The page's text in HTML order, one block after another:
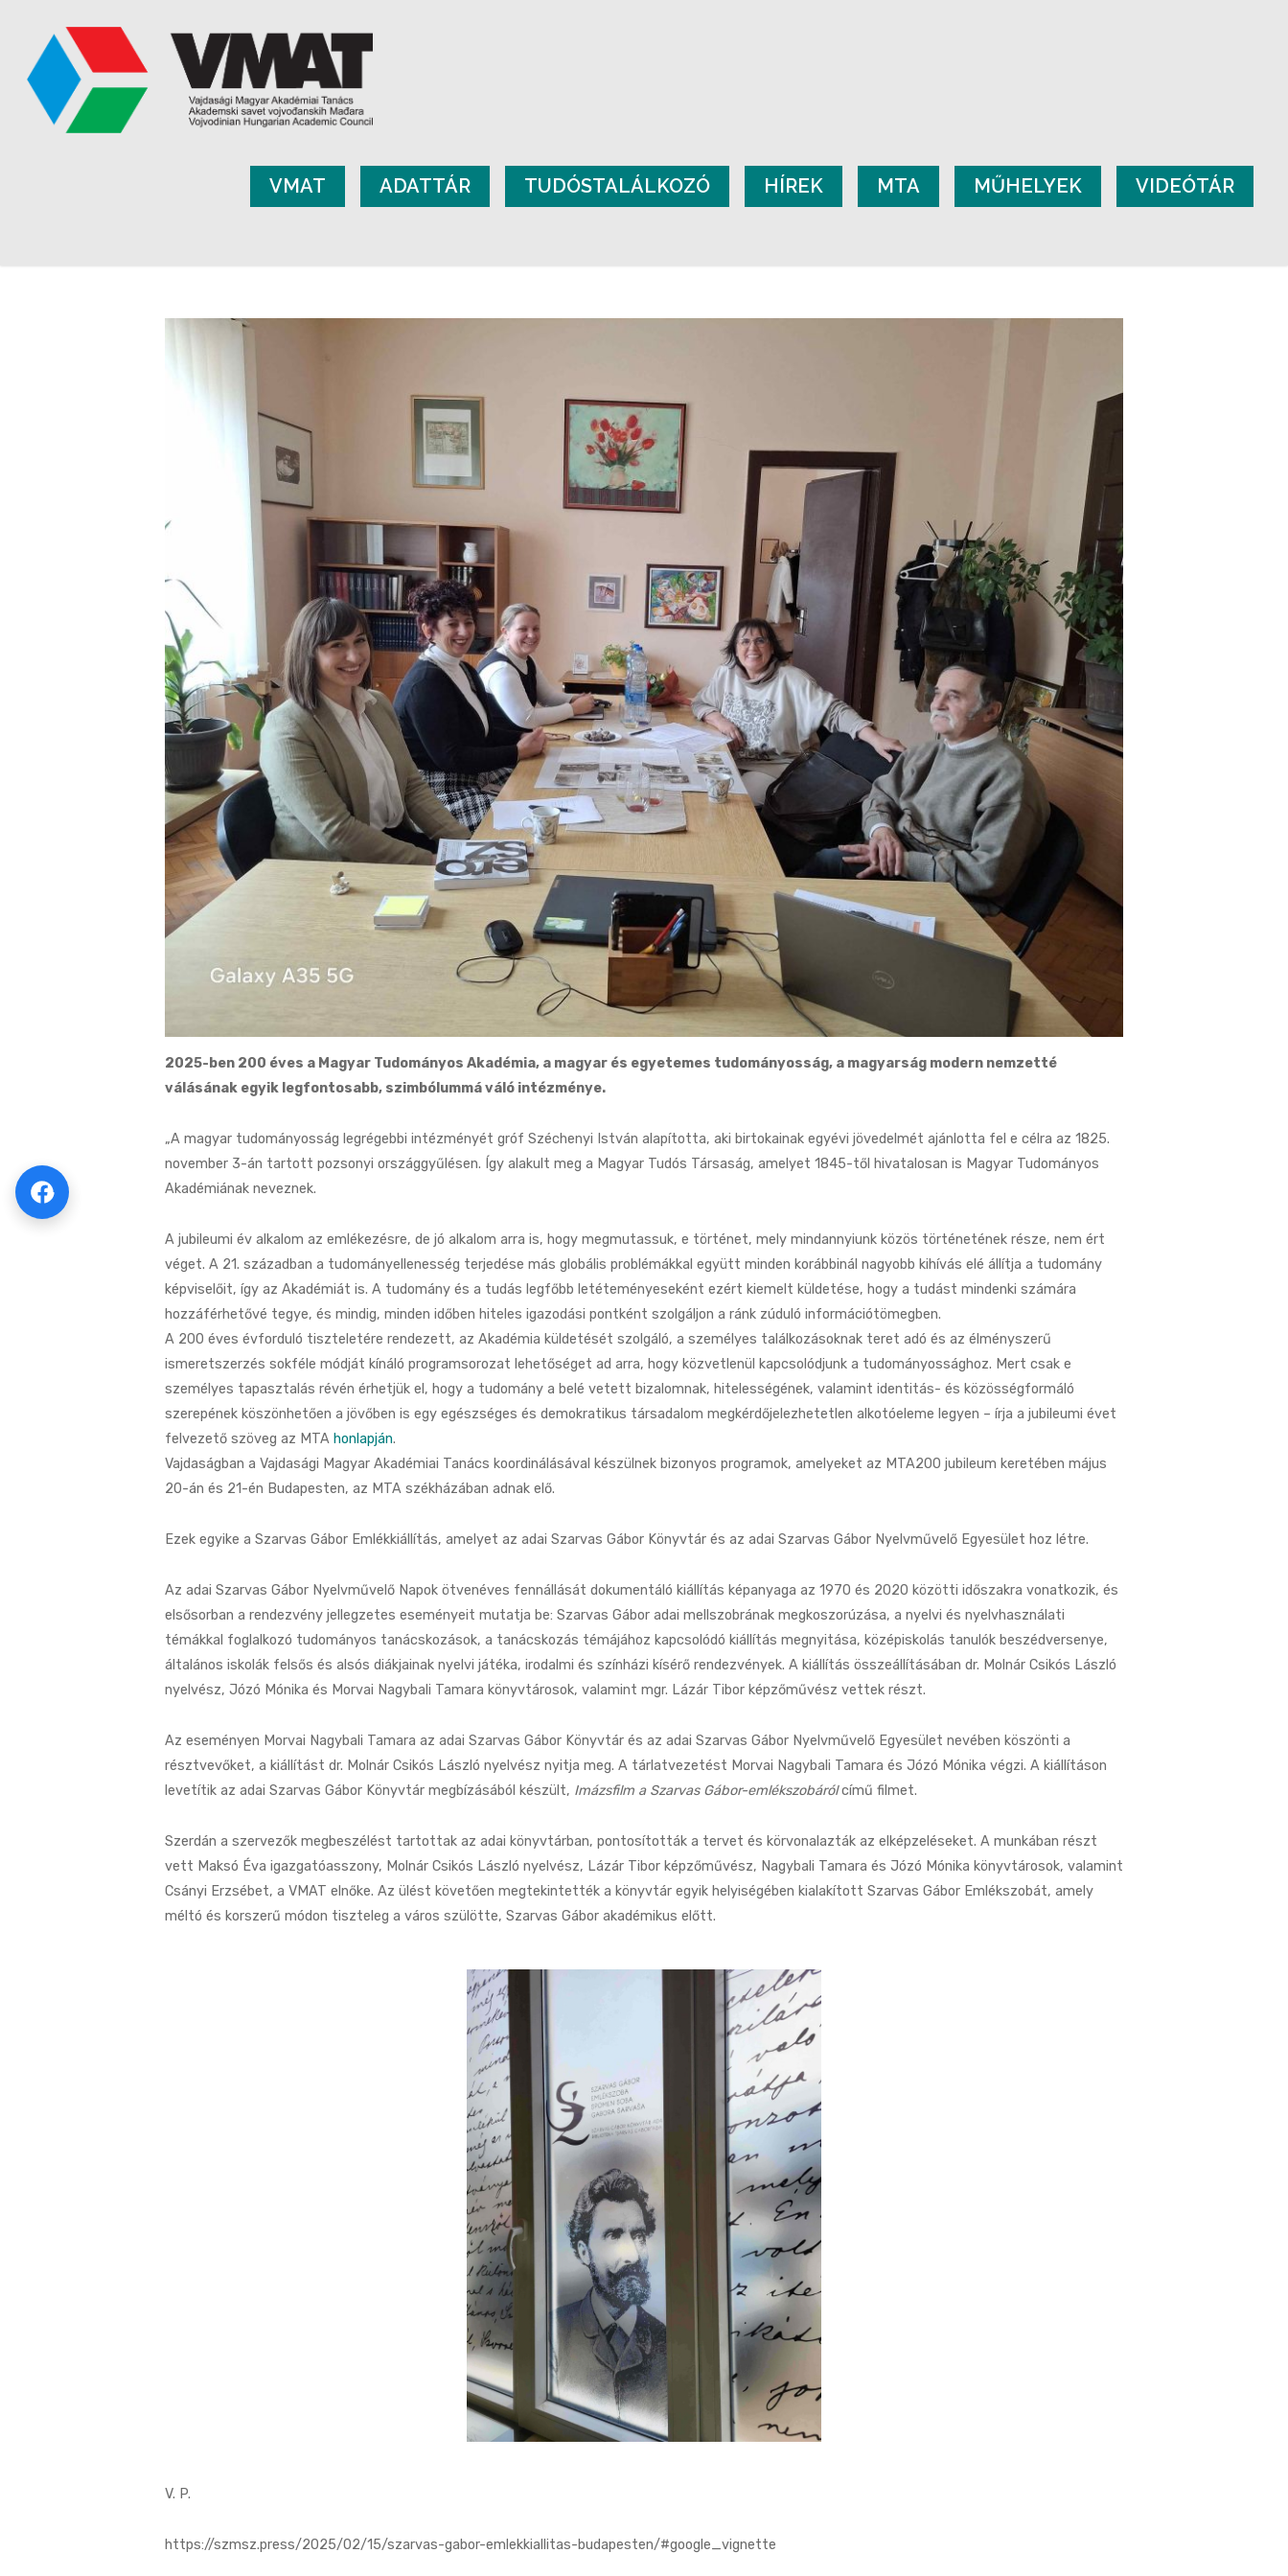
VMAT ADATTÁR TUDÓSTALÁLKOZÓ HÍREK MTA MŰHELYEK VIDEÓTÁR
2025-ben 200 éves a Magyar Tudományos Akadémia, a magyar és egyetemes tudományosság, a magyarság modern nemzetté
válásának egyik legfontosabb, szimbólummá váló intézménye.
„A magyar tudományosság legrégebbi intézményét gróf Széchenyi István alapította, aki birtokainak egyévi jövedelmét ajánlotta fel e célra az 1825.
november 3-án tartott pozsonyi országgyűlésen. Így alakult meg a Magyar Tudós Társaság, amelyet 1845-től hivatalosan is Magyar Tudományos
Akadémiának neveznek.
A jubileumi év alkalom az emlékezésre, de jó alkalom arra is, hogy megmutassuk, e történet, mely mindannyiunk közös történetének része, nem ért
véget. A 21. században a tudományellenesség terjedése más globális problémákkal együtt minden korábbinál nagyobb kihívás elé állítja a tudomány
képviselőit, így az Akadémiát is. A tudomány és a tudás legfőbb letéteményeseként ezért kiemelt küldetése, hogy a tudást mindenki számára
hozzáférhetővé tegye, és mindig, minden időben hiteles igazodási pontként szolgáljon a ránk zúduló információtömegben.
A 200 éves évforduló tiszteletére rendezett, az Akadémia küldetését szolgáló, a személyes találkozásoknak teret adó és az élményszerű
ismeretszerzés sokféle módját kínáló programsorozat lehetőséget ad arra, hogy közvetlenül kapcsolódjunk a tudományossághoz. Mert csak e
személyes tapasztalás révén érhetjük el, hogy a tudomány a belé vetett bizalomnak, hitelességének, valamint identitás- és közösségformáló
szerepének köszönhetően a jövőben is egy egészséges és demokratikus társadalom megkérdőjelezhetetlen alkotóeleme legyen – írja a jubileumi évet
felvezető szöveg az MTA honlapján.
Vajdaságban a Vajdasági Magyar Akadémiai Tanács koordinálásával készülnek bizonyos programok, amelyeket az MTA200 jubileum keretében május
20-án és 21-én Budapesten, az MTA székházában adnak elő.
Ezek egyike a Szarvas Gábor Emlékkiállítás, amelyet az adai Szarvas Gábor Könyvtár és az adai Szarvas Gábor Nyelvművelő Egyesület hoz létre.
Az adai Szarvas Gábor Nyelvművelő Napok ötvenéves fennállását dokumentáló kiállítás képanyaga az 1970 és 2020 közötti időszakra vonatkozik, és
elsősorban a rendezvény jellegzetes eseményeit mutatja be: Szarvas Gábor adai mellszobrának megkoszorúzása, a nyelvi és nyelvhasználati
témákkal foglalkozó tudományos tanácskozások, a tanácskozás témájához kapcsolódó kiállítás megnyitása, középiskolás tanulók beszédversenye,
általános iskolák felsős és alsós diákjainak nyelvi játéka, irodalmi és színházi kísérő rendezvények. A kiállítás összeállításában dr. Molnár Csikós László
nyelvész, Józó Mónika és Morvai Nagybali Tamara könyvtárosok, valamint mgr. Lázár Tibor képzőművész vettek részt.
Az eseményen Morvai Nagybali Tamara az adai Szarvas Gábor Könyvtár és az adai Szarvas Gábor Nyelvművelő Egyesület nevében köszönti a
résztvevőket, a kiállítást dr. Molnár Csikós László nyelvész nyitja meg. A tárlatvezetést Morvai Nagybali Tamara és Józó Mónika végzi. A kiállításon
levetítik az adai Szarvas Gábor Könyvtár megbízásából készült, Imázsfilm a Szarvas Gábor-emlékszobárólcímű filmet.
Szerdán a szervezők megbeszélést tartottak az adai könyvtárban, pontosították a tervet és körvonalazták az elképzeléseket. A munkában részt
vett Maksó Éva igazgatóasszony, Molnár Csikós László nyelvész, Lázár Tibor képzőművész, Nagybali Tamara és Józó Mónika könyvtárosok, valamint
Csányi Erzsébet, a VMAT elnőke. Az ülést követően megtekintették a könyvtár egyik helyiségében kialakított Szarvas Gábor Emlékszobát, amely
méltó és korszerű módon tiszteleg a város szülötte, Szarvas Gábor akadémikus előtt.
V. P.
https://szmsz.press/2025/02/15/szarvas-gabor-emlekkiallitas-budapesten/#google_vignette